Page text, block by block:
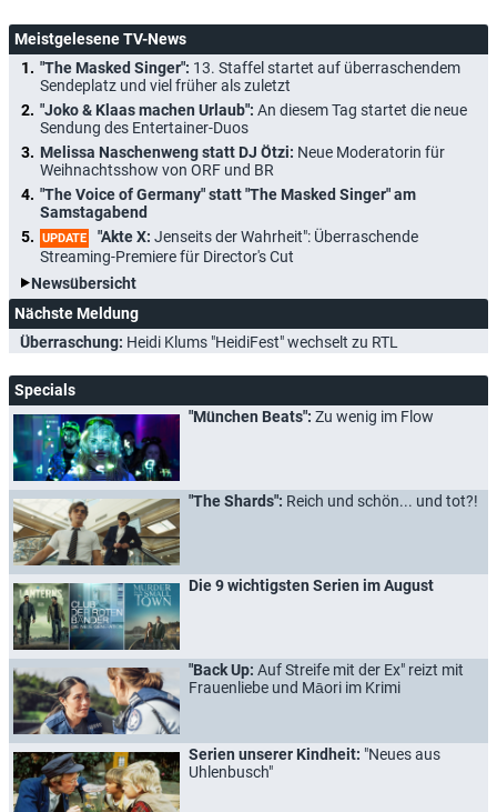
Meistgelesene TV-News
"The Masked Singer": 13. Staffel startet auf überraschendem
Sendeplatz und viel früher als zuletzt
"Joko & Klaas machen Urlaub": An diesem Tag startet die neue
Sendung des Entertainer-Duos
Melissa Naschenweng statt DJ Ötzi: Neue Moderatorin für
Weihnachtsshow von ORF und BR
"The Voice of Germany" statt "The Masked Singer" am
Samstagabend
UPDATE "Akte X: Jenseits der Wahrheit": Überraschende
Streaming-Premiere für Director's Cut
Newsübersicht
Nächste Meldung
Überraschung: Heidi Klums "HeidiFest" wechselt zu RTL
Specials
"München Beats": Zu wenig im Flow
"The Shards": Reich und schön... und tot?!
Die 9 wichtigsten Serien im August
"Back Up: Auf Streife mit der Ex" reizt mit
Frauenliebe und Māori im Krimi
Serien unserer Kindheit: "Neues aus
Uhlenbusch"